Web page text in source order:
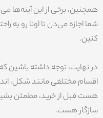
همچنین، برخی از این آینه‌ها
شما اجازه می‌دن تا اونا رو به
کنین.
در نهایت، توجه داشته باشین
اقسام مختلفی مانند شکل،
هست قبل از خرید، مطمئن
سازگار هست.